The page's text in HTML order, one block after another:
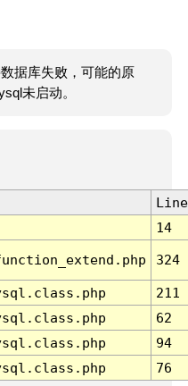
据库失败，可能的原
未启动。
Line
14
324
211
62
94
76